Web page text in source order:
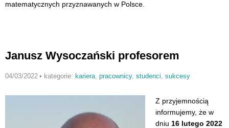
matematycznych przyznawanych w Polsce.
Janusz Wysoczański profesorem
04/03/2022 • kategorie: kariera, pracownicy, studenci sukcesy
Z przyjemnością
informujemy, że w
dniu 16 lutego 2022